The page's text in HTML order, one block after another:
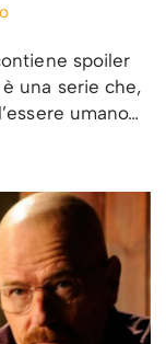
spoiler
una serie che,
umano…